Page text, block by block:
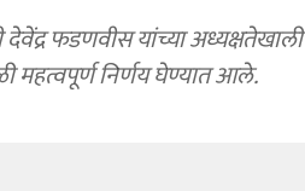
फडणवीस यांच्या
महत्वपूर्ण निर्णय घेण्यात आले.